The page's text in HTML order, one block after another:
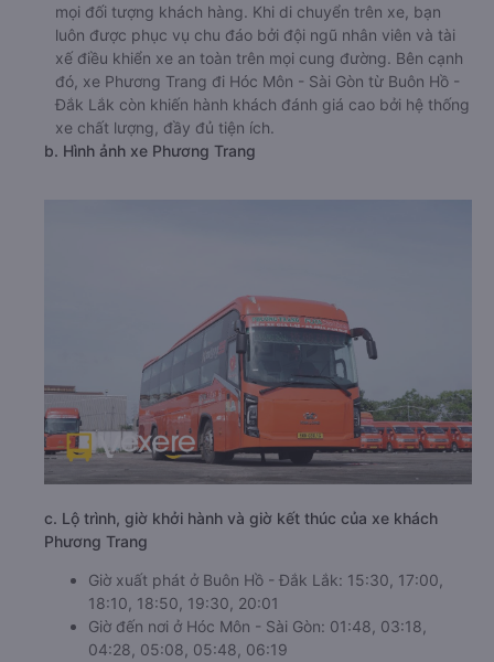
mọi đối tượng khách hàng. Khi di chuyển trên xe, bạn
luôn được phục vụ chu đáo bởi đội ngũ nhân viên và tài
xế điều khiển xe an toàn trên mọi cung đường. Bên cạnh
đó, xe Phương Trang đi Hóc Môn - Sài Gòn từ Buôn Hồ -
Đắk Lắk còn khiến hành khách đánh giá cao bởi hệ thống
xe chất lượng, đầy đủ tiện ích.
b. Hình ảnh xe Phương Trang
c. Lộ trình, giờ khởi hành và giờ kết thúc của xe khách
Phương Trang
Giờ xuất phát ở Buôn Hồ - Đắk Lắk: 15:30, 17:00,
18:10, 18:50, 19:30, 20:01
Giờ đến nơi ở Hóc Môn - Sài Gòn: 01:48, 03:18,
04:28, 05:08, 05:48, 06:19